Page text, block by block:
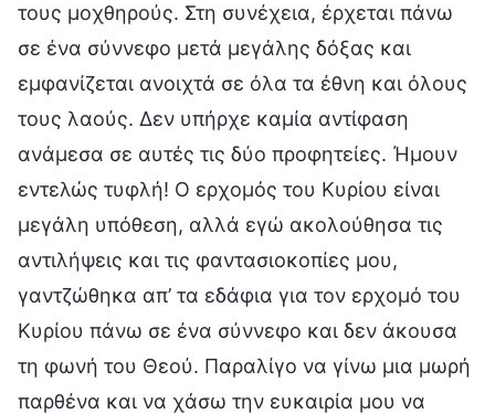
τους μοχθηρούς. Στη συνέχεια, έρχεται πάνω
σε ένα σύννεφο μετά μεγάλης δόξας και
εμφανίζεται ανοιχτά σε όλα τα έθνη και όλους
τους λαούς. Δεν υπήρχε καμία αντίφαση
ανάμεσα σε αυτές τις δύο προφητείες. Ήμουν
εντελώς τυφλή! Ο ερχομός του Κυρίου είναι
μεγάλη υπόθεση, αλλά εγώ ακολούθησα τις
αντιλήψεις και τις φαντασιοκοπίες μου,
γαντζώθηκα απ’ τα εδάφια για τον ερχομό του
Κυρίου πάνω σε ένα σύννεφο και δεν άκουσα
τη φωνή του Θεού. Παραλίγο να γίνω μια μωρή
παρθένα και να χάσω την ευκαιρία μου να